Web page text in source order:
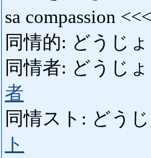
sa compassion
同情的: どうじ
同情者: どうじょ
者
同情スト: どう
ト